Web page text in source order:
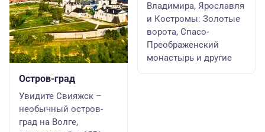
Остров-град
Увидите Свияжск –
необычный остров-
град на Волге,
Владимира, Ярославля
и Костромы: Золотые
ворота, Спасо-
Преображенский
монастырь и другие